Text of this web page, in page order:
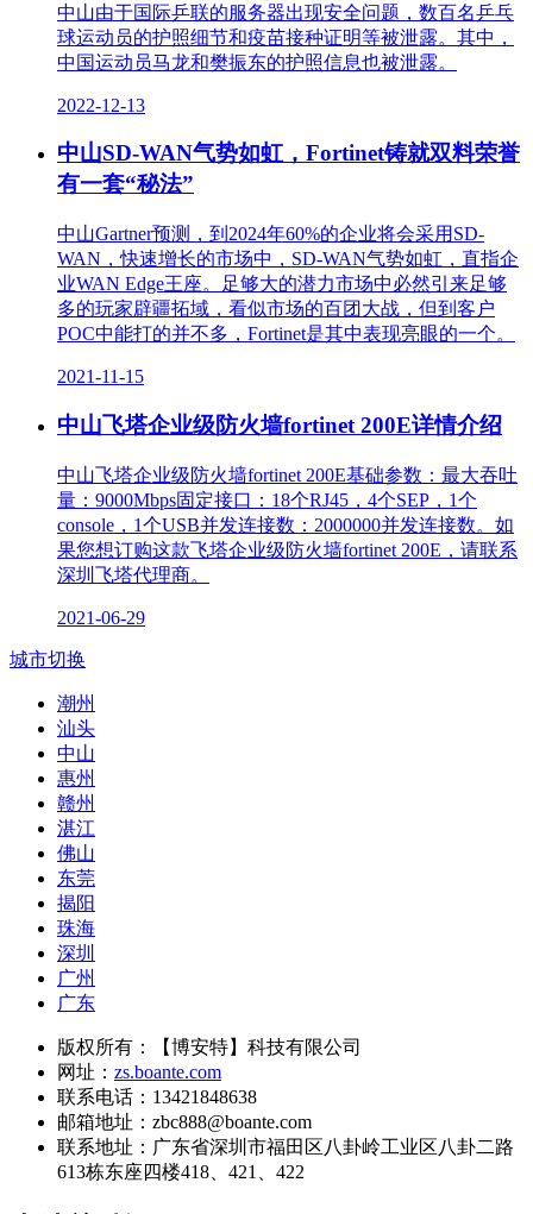
中山由于国际乒联的服务器出现安全问题，数百名乒乓
球运动员的护照细节和疫苗接种证明等被泄露。其中，
中国运动员马龙和樊振东的护照信息也被泄露。
2022-12-13
中山SD-WAN气势如虹，Fortinet铸就双料荣誉
有一套“秘法”
中山Gartner预测，到2024年60%的企业将会采用SD-
WAN，快速增长的市场中，SD-WAN气势如虹，直指企
业WAN Edge王座。足够大的潜力市场中必然引来足够
多的玩家辟疆拓域，看似市场的百团大战，但到客户
POC中能打的并不多，Fortinet是其中表现亮眼的一个。
2021-11-15
中山飞塔企业级防火墙fortinet 200E详情介绍
中山飞塔企业级防火墙fortinet 200E基础参数：最大吞吐
量：9000Mbps固定接口：18个RJ45，4个SEP，1个
console，1个USB并发连接数：2000000并发连接数。如
果您想订购这款飞塔企业级防火墙fortinet 200E，请联系
深圳飞塔代理商。
2021-06-29
城市切换
潮州
汕头
中山
惠州
赣州
湛江
佛山
东莞
揭阳
珠海
深圳
广州
广东
版权所有：【博安特】科技有限公司
网址： zs.boante.com
联系电话：13421848638
邮箱地址：zbc888@boante.com
联系地址： 广东省深圳市福田区八卦岭工业区八卦二路
613栋东座四楼418、421、422